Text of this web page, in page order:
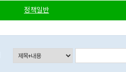
정책일반